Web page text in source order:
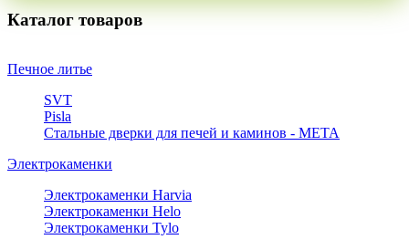
Каталог товаров
Печное литье
SVT
Pisla
Стальные дверки для печей и каминов - META
Электрокаменки
Электрокаменки Harvia
Электрокаменки Helo
Электрокаменки Tylo